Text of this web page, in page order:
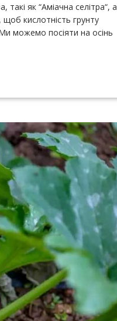
такі як “Аміачна селітра“, а
кислотність грунту
можемо посіяти на осінь